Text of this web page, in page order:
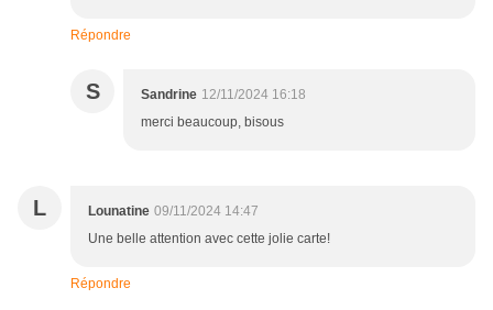
Répondre
S Sandrine 12/11/2024 16:18
merci beaucoup, bisous
L Lounatine 09/11/2024 14:47
Une belle attention avec cette jolie carte!
Répondre